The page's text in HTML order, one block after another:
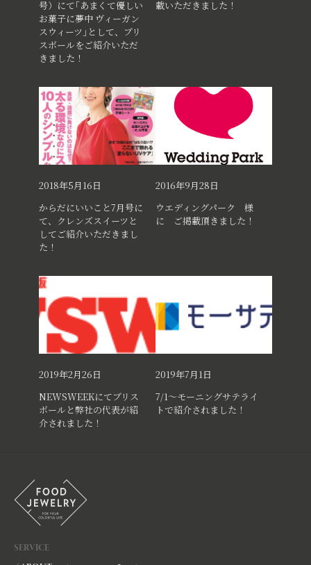
号）にて｢あまくて優しい
お菓子に夢中 ヴィーガン
スウィーツ｣として、ブリ
スボールをご紹介いただ
きました！
載いただきました！
2018年5月16日
からだにいいこと7月号に
て、クレンズスイーツと
してご紹介いただきまし
た！
2016年9月28日
ウエディングパーク 様
に ご掲載頂きました！
2019年2月26日
NEWSWEEKにてブリス
ボールと弊社の代表が紹
介されました！
2019年7月1日
7/1～モーニングサテライ
トで紹介されました！
SERVICE